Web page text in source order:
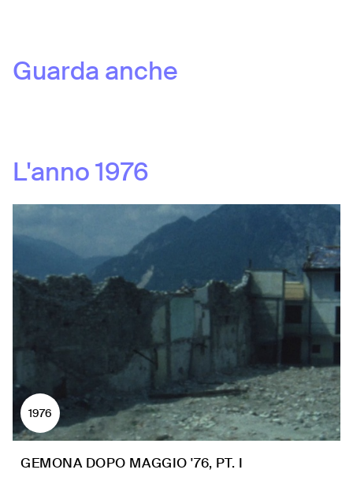
Guarda anche
L'anno1976
1976
GEMONA DOPO MAGGIO '76, PT. I